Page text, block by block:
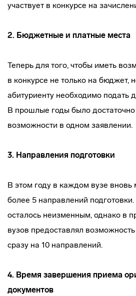
участвует в конкурсе на
2. Бюджетные и платные места
Теперь для того, чтобы иметь
в конкурсе не только на бюджет,
абитуриенту необходимо подать
В прошлые годы было достаточно
возможности в одном заявлении.
3. Направления подготовки
В этом году в каждом вузе
более 5 направлений
осталось неизменным, однако в
вузов предоставлял
сразу на 10 направлений.
4. Время завершения приема
документов